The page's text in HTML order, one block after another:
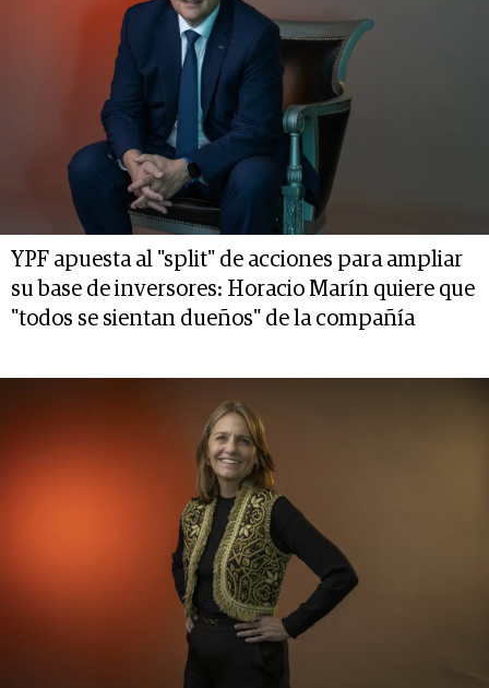
YPF apuesta al "split" de acciones para ampliar
su base de inversores: Horacio Marín quiere que
"todos se sientan dueños" de la compañía